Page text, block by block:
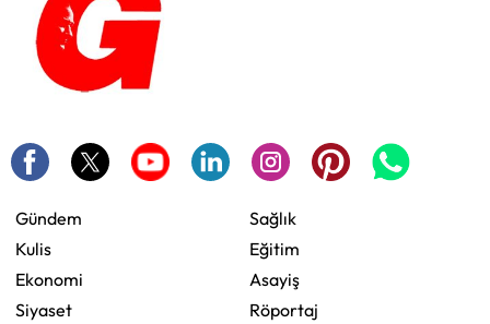
Gündem
Kulis
Ekonomi
Siyaset
Sağlık
Eğitim
Asayiş
Röportaj